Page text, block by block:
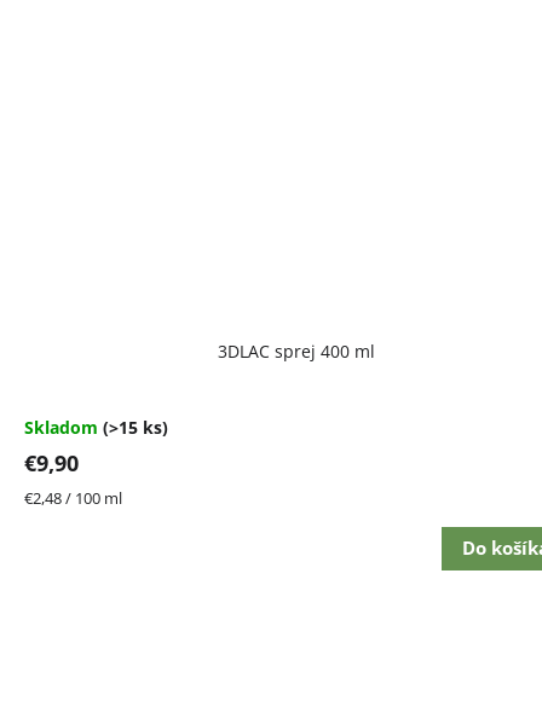
3DLAC sprej 400 ml
4,7
5
hviezdičiek.
Skladom (>15 ks)
€9,90
Jednotková
€2,48 / 100 ml
Do